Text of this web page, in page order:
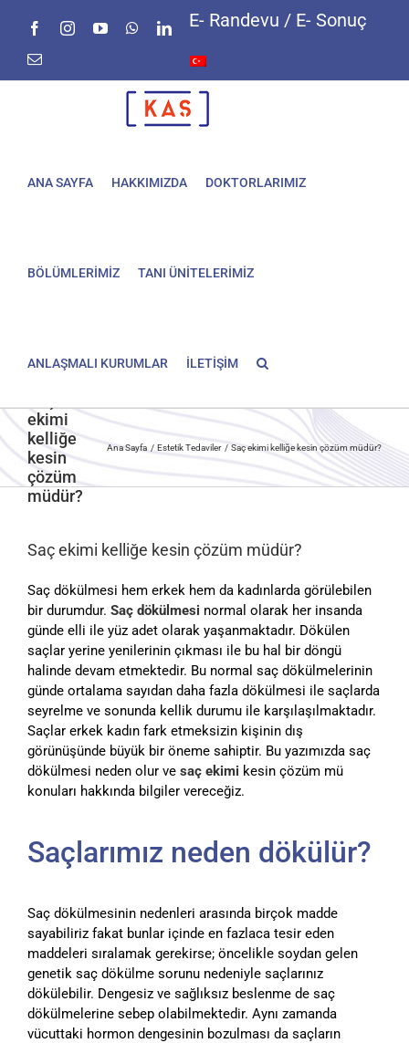
FacebookInstagramYouTubeWhatsAppLinkedIn
E-
E- Randevu / E- Sonuç
ANA SAYFA HAKKIMIZDA DOKTORLARIMIZ
BÖLÜMLERİMİZ TANI ÜNİTELERİMİZ
ANLAŞMALI KURUMLAR İLETİŞİM
ekimi
kelliğe
kesin
çözüm
müdür?
Ana Sayfa Estetik Tedaviler Saç ekimi kelliğe kesin çözüm müdür?
Saç ekimi kelliğe kesin çözüm müdür?
Saç dökülmesi hem erkek hem da kadınlarda görülebilen
bir durumdur. Saç dökülmesi normal olarak her insanda
günde elli ile yüz adet olarak yaşanmaktadır. Dökülen
saçlar yerine yenilerinin çıkması ile bu hal bir döngü
halinde devam etmektedir. Bu normal saç dökülmelerinin
günde ortalama sayıdan daha fazla dökülmesi ile saçlarda
seyrelme ve sonunda kellik durumu ile karşılaşılmaktadır.
Saçlar erkek kadın fark etmeksizin kişinin dış
görünüşünde büyük bir öneme sahiptir. Bu yazımızda saç
dökülmesi neden olur ve saç ekimi kesin çözüm mü
konuları hakkında bilgiler vereceğiz.
Saçlarımız neden dökülür?
Saç dökülmesinin nedenleri arasında birçok madde
sayabiliriz fakat bunlar içinde en fazlaca tesir eden
maddeleri sıralamak gerekirse; öncelikle soydan gelen
genetik saç dökülme sorunu nedeniyle saçlarınız
dökülebilir. Dengesiz ve sağlıksız beslenme de saç
dökülmelerine sebep olabilmektedir. Aynı zamanda
vücuttaki hormon dengesinin bozulması da saçların